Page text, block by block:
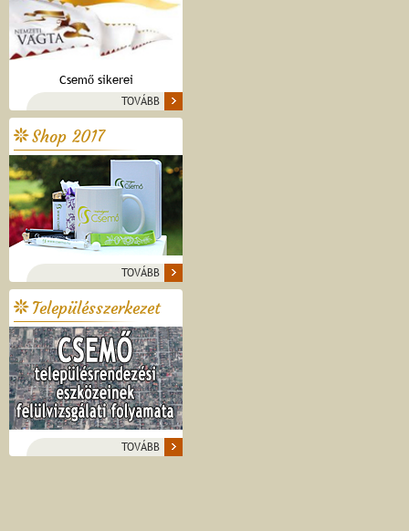
Csemő sikerei
TOVÁBB
Shop 2017
TOVÁBB
Településszerkezet
TOVÁBB